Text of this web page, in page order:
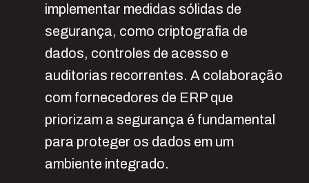
implementar medidas sólidas de
segurança, como criptografia de
dados, controles de acesso e
auditorias recorrentes. A colaboração
com fornecedores de ERP que
priorizam a segurança é fundamental
para proteger os dados em um
ambiente integrado.